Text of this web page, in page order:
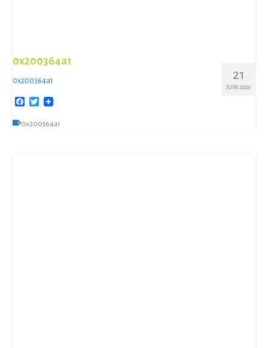
21
JUIN 2026
0x200364a1
0x200364a1
Facebook
Twitter
0x200364a1